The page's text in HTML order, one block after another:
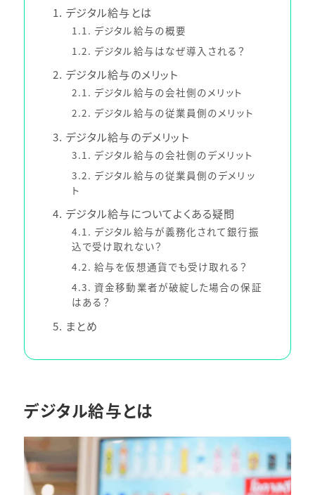
1 デジタル給与とは
1.1 デジタル給与の概要
1.2 デジタル給与はなぜ導入される？
2 デジタル給与のメリット
2.1 デジタル給与の会社側のメリット
2.2 デジタル給与の従業員側のメリット
3 デジタル給与のデメリット
3.1
デジタル給与の会社側のデメリット
3.2 デジタル給与の従業員側のデメリッ
ト
4 デジタル給与についてよくある疑問
4.1 デジタル給与が義務化されて銀行振
込で受け取れない？
4.2 給与を仮想通貨でも受け取れる？
4.3 資金移動業者が破綻した場合の保証
はある？
5 まとめ
デジタル給与とは